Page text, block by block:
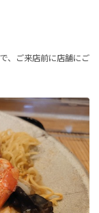
、ご来店前に店舗にご